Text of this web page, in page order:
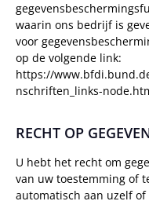
waarin ons bedrijf is
voor
op de volgende link:
https://
nschriften_links-
RECHT OP
U hebt het recht om
van uw toestemming of
automatisch aan uzelf